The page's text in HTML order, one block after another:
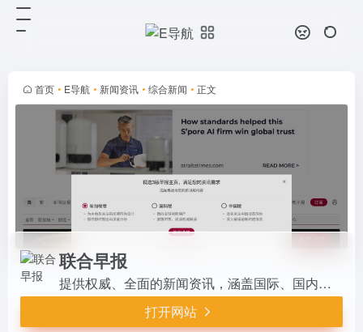
首页 • E导航 • 新闻资讯 • 综合新闻 • 正文
联合早报
提供权威、全面的新闻资讯，涵盖国际、国内、财经、科技等多领域。网站支持多媒体呈现，提供移动应用下载，方便用户随时随地获取新闻。
打开网站
站支持多媒体呈现，提供移动应用下
载，方便用户随时随地获取新闻。